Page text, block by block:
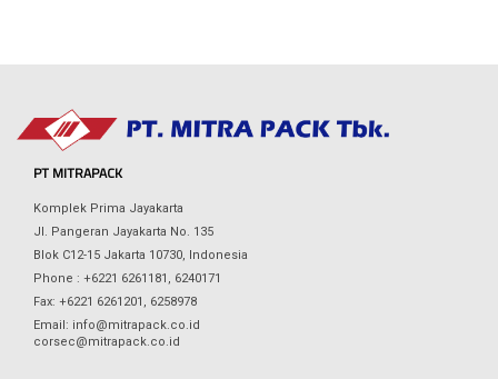
PT MITRAPACK
Komplek Prima Jayakarta
Jl. Pangeran Jayakarta No. 135
Blok C12-15 Jakarta 10730, Indonesia
Phone : +6221 6261181, 6240171
Fax: +6221 6261201, 6258978
Email: info@mitrapack.co.id
corsec@mitrapack.co.id